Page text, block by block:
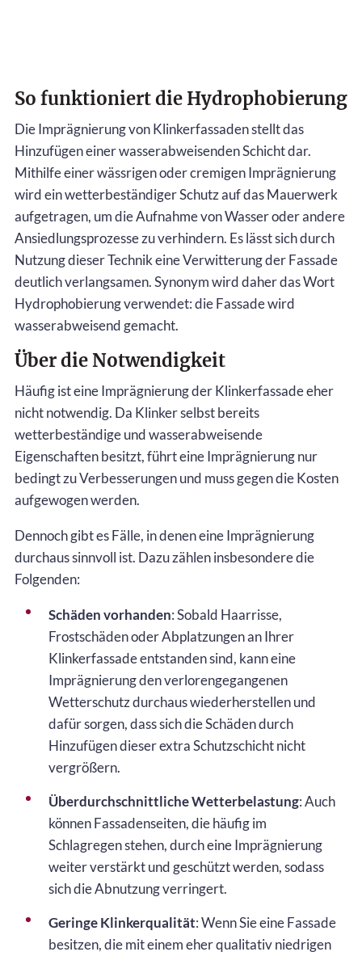
So funktioniert die Hydrophobierung
Die Imprägnierung von Klinkerfassaden stellt das
Hinzufügen einer wasserabweisenden Schicht dar.
Mithilfe einer wässrigen oder cremigen Imprägnierung
wird ein wetterbeständiger Schutz auf das Mauerwerk
aufgetragen, um die Aufnahme von Wasser oder andere
Ansiedlungsprozesse zu verhindern. Es lässt sich durch
Nutzung dieser Technik eine Verwitterung der Fassade
deutlich verlangsamen. Synonym wird daher das Wort
Hydrophobierung verwendet: die Fassade wird
wasserabweisend gemacht.
Über die Notwendigkeit
Häufig ist eine Imprägnierung der Klinkerfassade eher
nicht notwendig. Da Klinker selbst bereits
wetterbeständige und wasserabweisende
Eigenschaften besitzt, führt eine Imprägnierung nur
bedingt zu Verbesserungen und muss gegen die Kosten
aufgewogen werden.
Dennoch gibt es Fälle, in denen eine Imprägnierung
durchaus sinnvoll ist. Dazu zählen insbesondere die
Folgenden:
Schäden vorhanden: Sobald Haarrisse,
Frostschäden oder Abplatzungen an Ihrer
Klinkerfassade entstanden sind, kann eine
Imprägnierung den verlorengegangenen
Wetterschutz durchaus wiederherstellen und
dafür sorgen, dass sich die Schäden durch
Hinzufügen dieser extra Schutzschicht nicht
vergrößern.
Überdurchschnittliche Wetterbelastung: Auch
können Fassadenseiten, die häufig im
Schlagregen stehen, durch eine Imprägnierung
weiter verstärkt und geschützt werden, sodass
sich die Abnutzung verringert.
Geringe Klinkerqualität: Wenn Sie eine Fassade
besitzen, die mit einem eher qualitativ niedrigen